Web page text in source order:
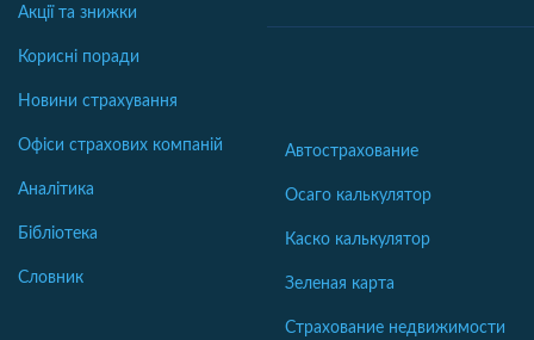
Акції та знижки
Корисні поради
Новини страхування
Офіси страхових компаній
Аналітика
Бібліотека
Словник
Автострахование
Осаго калькулятор
Каско калькулятор
Зеленая карта
Страхование недвижимости